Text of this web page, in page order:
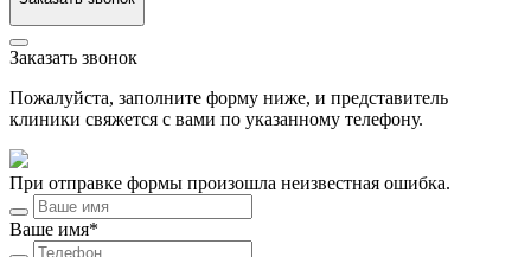
Заказать звонок
Пожалуйста, заполните форму ниже, и представитель
клиники свяжется с вами по указанному телефону.
При отправке формы произошла неизвестная ошибка.
Ваше имя*